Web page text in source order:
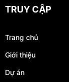
TRUY CẬP
Trang chủ
Giới thiệu
Dự án